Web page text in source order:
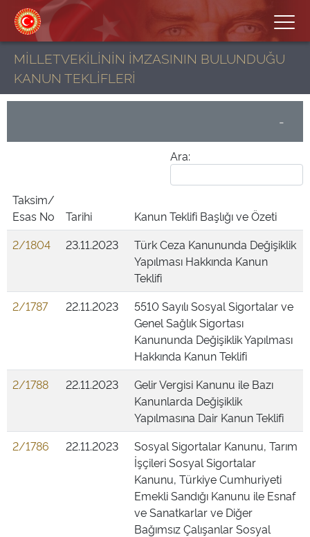
MİLLETVEKİLİNİN İMZASININ BULUNDUĞU
KANUN TEKLİFLERİ
-
Ara:
Taksim/
Esas No
Tarihi
Kanun Teklifi Başlığı ve Özeti
2/1804
23.11.2023
Türk Ceza Kanununda Değişiklik
Yapılması Hakkında Kanun
Teklifi
2/1787
22.11.2023
5510 Sayılı Sosyal Sigortalar ve
Genel Sağlık Sigortası
Kanununda Değişiklik Yapılması
Hakkında Kanun Teklifi
2/1788
22.11.2023
Gelir Vergisi Kanunu ile Bazı
Kanunlarda Değişiklik
Yapılmasına Dair Kanun Teklifi
2/1786
22.11.2023
Sosyal Sigortalar Kanunu, Tarım
İşçileri Sosyal Sigortalar
Kanunu, Türkiye Cumhuriyeti
Emekli Sandığı Kanunu ile Esnaf
ve Sanatkarlar ve Diğer
Bağımsız Çalışanlar Sosyal